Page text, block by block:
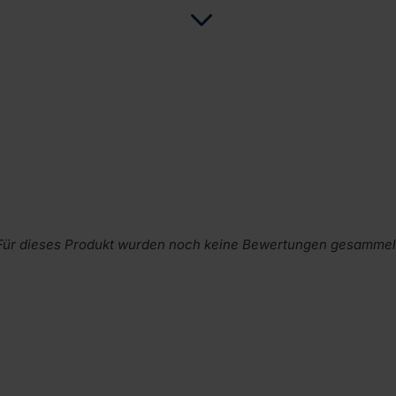
dieses Produkt wurden noch keine Bewertungen